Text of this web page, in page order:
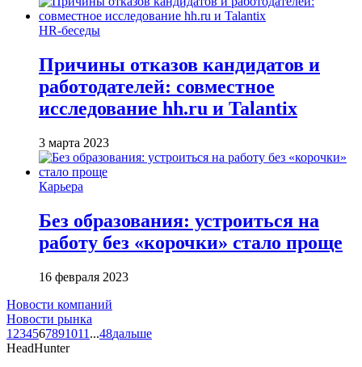
HR-беседы
Причины отказов кандидатов и
работодателей: совместное
исследование hh.ru и Talantix
3 марта 2023
Карьера
Без образования: устроиться на
работу без «корочки» стало проще
16 февраля 2023
Новости компаний
Новости рынка
1 234567891011 ...48дальше
HeadHunter